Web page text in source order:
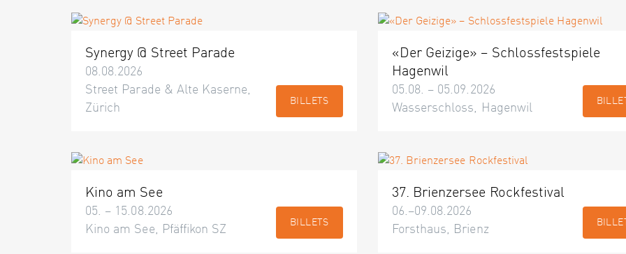
Synergy @ Street Parade
08.08.2026
Street Parade & Alte Kaserne,
Zürich
BILLETS
«Der Geizige» – Schlossfestspiele
Hagenwil
05.08. – 05.09.2026
Wasserschloss, Hagenwil
Kino am See
05. – 15.08.2026
Kino am See, Pfäffikon SZ
BILLETS
37. Brienzersee Rockfestival
06.–09.08.2026
Forsthaus, Brienz